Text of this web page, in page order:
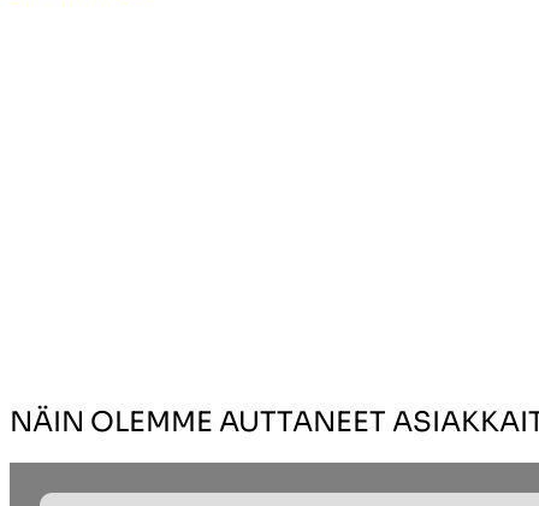
NÄIN OLEMME AUTTANEET